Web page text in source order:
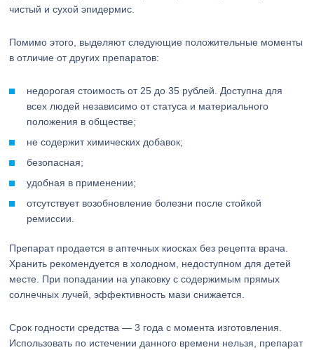
чистый и сухой эпидермис.
Помимо этого, выделяют следующие положительные моменты
в отличие от других препаратов:
недорогая стоимость от 25 до 35 рублей. Доступна для
всех людей независимо от статуса и материального
положения в обществе;
не содержит химических добавок;
безопасная;
удобная в применении;
отсутствует возобновление болезни после стойкой
ремиссии.
Препарат продается в аптечных киосках без рецепта врача.
Хранить рекомендуется в холодном, недоступном для детей
месте. При попадании на упаковку с содержимым прямых
солнечных лучей, эффективность мази снижается.
Срок годности средства — 3 года с момента изготовления.
Использовать по истечении данного времени нельзя, препарат